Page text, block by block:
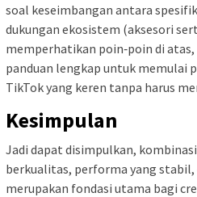
soal keseimbangan antara
dukungan ekosistem (aksesori
memperhatikan poin‑poin di
panduan lengkap untuk memulai
TikTok yang keren tanpa harus
Kesimpulan
Jadi dapat disimpulkan,
berkualitas, performa yang
merupakan fondasi utama bagi